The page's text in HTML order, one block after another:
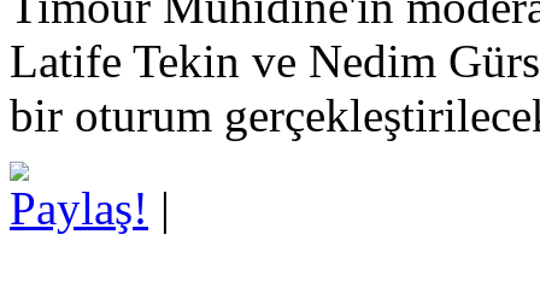
Latife Tekin ve Nedim
bir oturum
Paylaş! |